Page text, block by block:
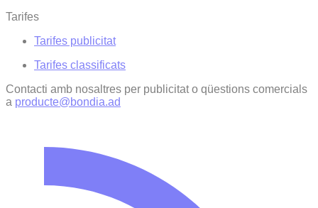
Tarifes
Tarifes publicitat
Tarifes classificats
Contacti amb nosaltres per publicitat o qüestions comercials
a producte@bondia.ad